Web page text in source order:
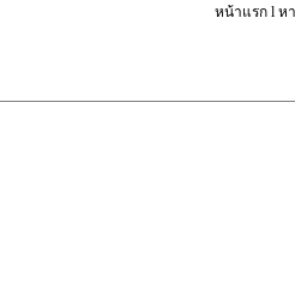
หน้าแรกl ห